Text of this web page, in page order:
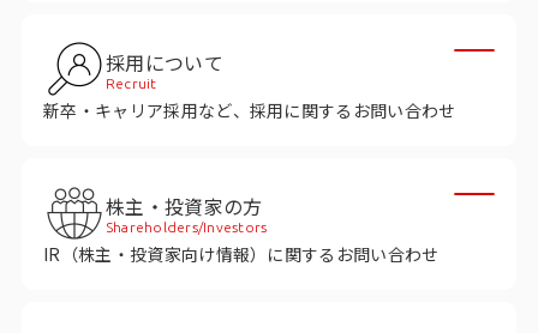
施策実行に関する課題
モニタリング／フォローに関する課題
事例紹介
採用について
Recruit
新卒・キャリア採用など、採用に関するお問い合わせ
株主・投資家の方
Shareholders/Investors
IR（株主・投資家向け情報）に関するお問い合わせ